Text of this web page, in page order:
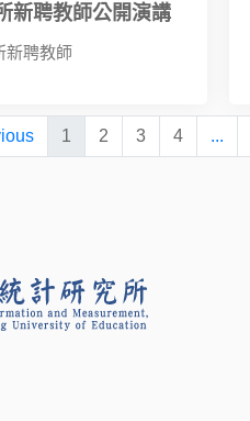
新聘教師公開演講
新聘教師
1 2 3 4 ...